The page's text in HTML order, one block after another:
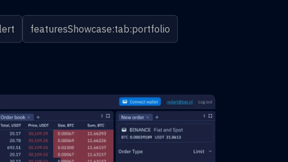
featuresShowcase:tab:portfolio